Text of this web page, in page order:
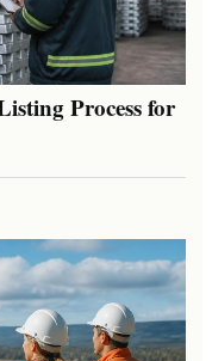
Process for